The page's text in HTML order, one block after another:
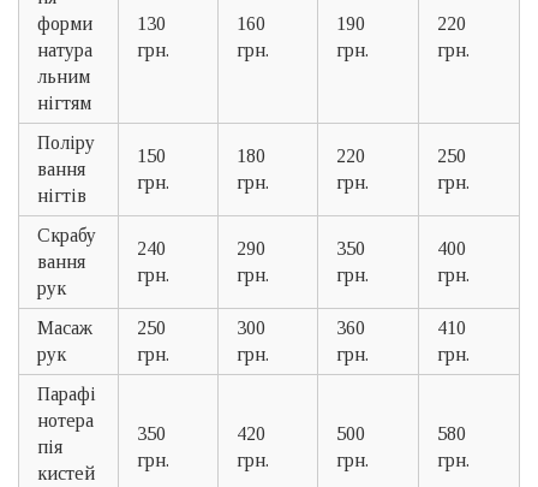
форми
натура
льним
нігтям
130
грн.
160
грн.
190
грн.
220
грн.
Поліру
вання
нігтів
150
грн.
180
грн.
220
грн.
250
грн.
Скрабу
вання
рук
240
грн.
290
грн.
350
грн.
400
грн.
Масаж
рук
250
грн.
300
грн.
360
грн.
410
грн.
Парафі
нотера
пія
кистей
350
грн.
420
грн.
500
грн.
580
грн.